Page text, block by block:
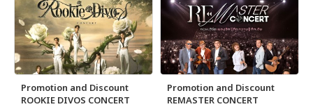
Promotion and Discount
ROOKIE DIVOS CONCERT
Promotion and Discount
REMASTER CONCERT